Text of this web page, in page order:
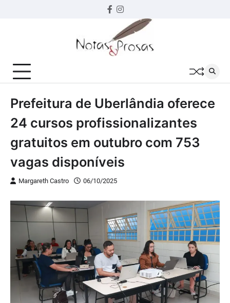
Facebook
instagram
Prefeitura de Uberlândia oferece
24 cursos profissionalizantes
gratuitos em outubro com 753
vagas disponíveis
Margareth Castro 06/10/2025